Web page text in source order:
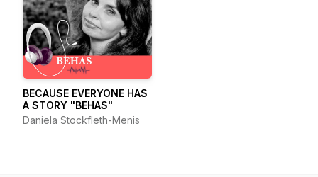
​BECAUSE EVERYONE HAS
A STORY "BEHAS"
Daniela Stockfleth-Menis